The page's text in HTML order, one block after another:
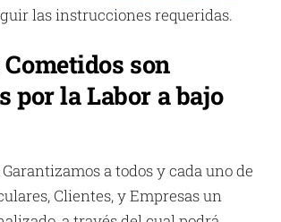
las instrucciones requeridas.
son
por la Labor a bajo
a todos y cada uno de
Clientes, y Empresas un